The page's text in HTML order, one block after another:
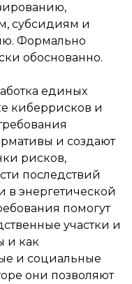
субсидиям и
Формально
обоснованно.
единых
киберрисков и
и создают
рисков,
последствий
энергетической
помогут
участки и
и как
и социальные
они позволяют